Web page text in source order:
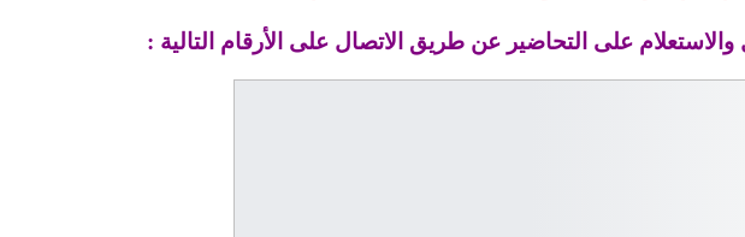
على التحاضير عن طريق الاتصال على الأرقام التالية :